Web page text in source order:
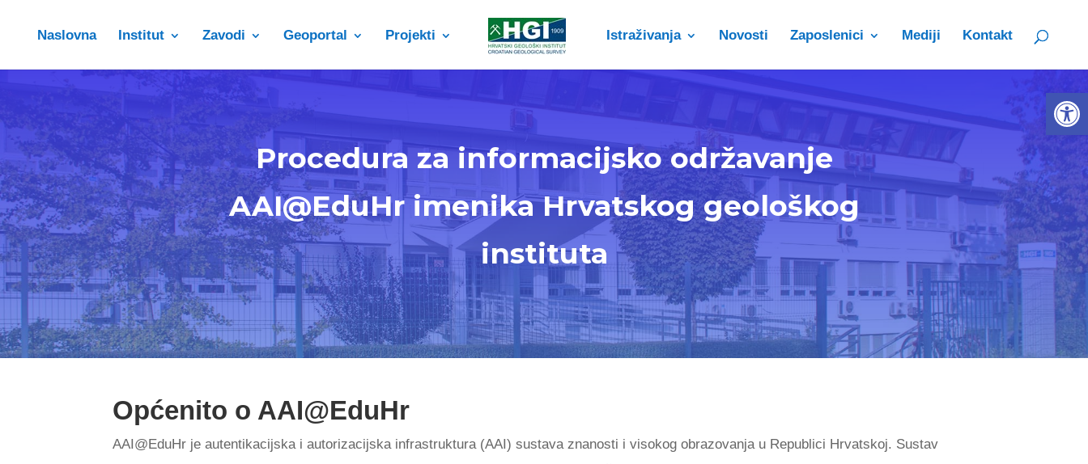
Naslovna Institut Zavodi Geoportal Projekti Istraživanja Novosti Zaposlenici Mediji Kontakt
Procedura za informacijsko održavanje
AAI@EduHr imenika Hrvatskog geološkog
instituta
Općenito o AAI@EduHr
AAI@EduHr je autentikacijska i autorizacijska infrastruktura (AAI) sustava znanosti i visokog obrazovanja u Republici Hrvatskoj. Sustav